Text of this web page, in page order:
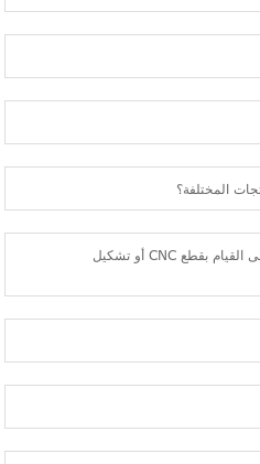
المختلفة؟
ما هو الملف المطلوب إذا كنت بحاجة إلى القيام بقطع CNC أو تشكيل